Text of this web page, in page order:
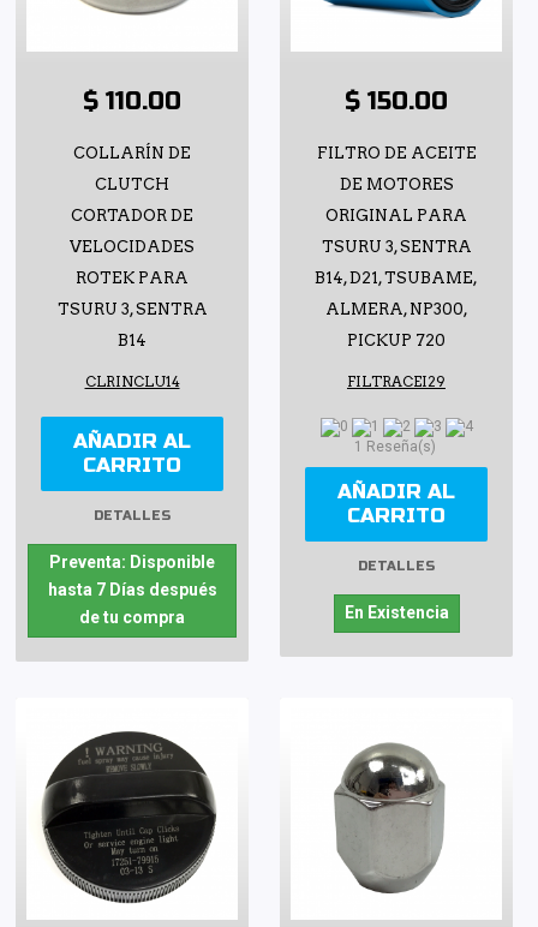
$ 110.00
COLLARÍN DE
CLUTCH
CORTADOR DE
VELOCIDADES
ROTEK PARA
TSURU 3, SENTRA
B14
CLRINCLU14
AÑADIR AL
CARRITO
DETALLES
Preventa: Disponible
hasta 7 Días después
de tu compra
$ 150.00
FILTRO DE ACEITE
DE MOTORES
ORIGINAL PARA
TSURU 3, SENTRA
B14, D21, TSUBAME,
ALMERA, NP300,
PICKUP 720
FILTRACEI29
1 Reseña(s)
AÑADIR AL
CARRITO
DETALLES
En Existencia